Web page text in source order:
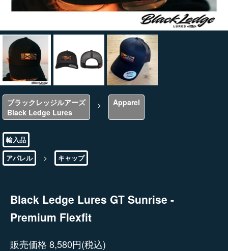
ブラックレッジルアーズ
Black Ledge Lures
> Apparel
輸入品
アパレル
> キャップ
Black Ledge Lures GT Sunrise -
Premium Flexfit
販売価格 8,580円(税込)